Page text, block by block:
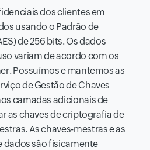
dos clientes em
usando o Padrão de
de 256 bits. Os dados
variam de acordo com os
Possuímos e mantemos as
de Gestão de Chaves
camadas adicionais de
as chaves de criptografia de
As chaves-mestras e as
dados são fisicamente